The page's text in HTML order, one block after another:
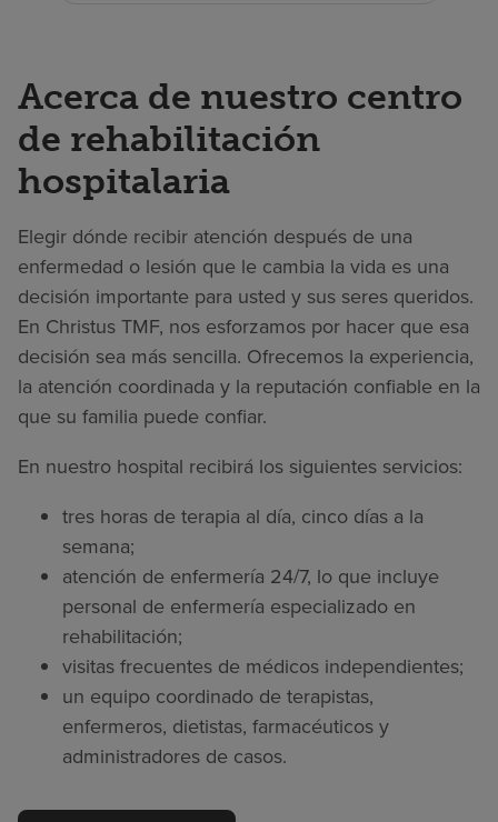
Acerca de nuestro centro
de rehabilitación
hospitalaria
Elegir dónde recibir atención después de una
enfermedad o lesión que le cambia la vida es una
decisión importante para usted y sus seres queridos.
En Christus TMF, nos esforzamos por hacer que esa
decisión sea más sencilla. Ofrecemos la experiencia,
la atención coordinada y la reputación confiable en la
que su familia puede confiar.
En nuestro hospital recibirá los siguientes servicios:
tres horas de terapia al día, cinco días a la
semana;
atención de enfermería 24/7, lo que incluye
personal de enfermería especializado en
rehabilitación;
visitas frecuentes de médicos independientes;
un equipo coordinado de terapistas,
enfermeros, dietistas, farmacéuticos y
administradores de casos.